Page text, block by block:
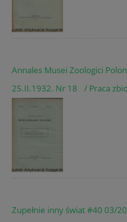
Annales Musei Zoologici
25.II.1932. Nr 18 / Praca
Zupełnie inny świat #40 03/